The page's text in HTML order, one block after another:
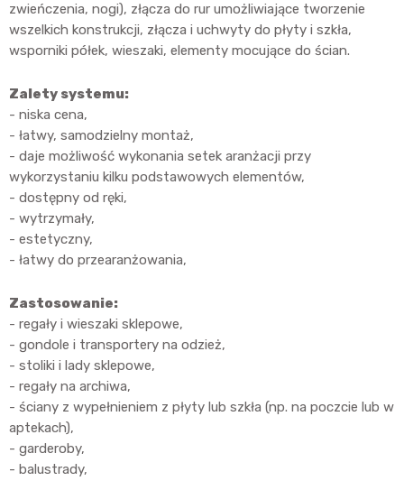
zwieńczenia, nogi), złącza do rur umożliwiające tworzenie
wszelkich konstrukcji, złącza i uchwyty do płyty i szkła,
wsporniki półek, wieszaki, elementy mocujące do ścian.
Zalety systemu:
- niska cena,
- łatwy, samodzielny montaż,
- daje możliwość wykonania setek aranżacji przy
wykorzystaniu kilku podstawowych elementów,
- dostępny od ręki,
- wytrzymały,
- estetyczny,
- łatwy do przearanżowania,
Zastosowanie:
- regały i wieszaki sklepowe,
- gondole i transportery na odzież,
- stoliki i lady sklepowe,
- regały na archiwa,
- ściany z wypełnieniem z płyty lub szkła (np. na poczcie lub w
aptekach),
- garderoby,
- balustrady,